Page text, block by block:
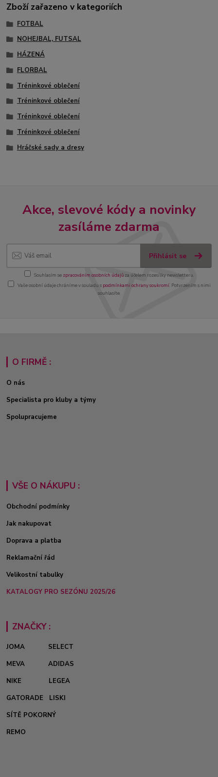
Zboží zařazeno v kategoriích
FOTBAL
NOHEJBAL, FUTSAL
HÁZENÁ
FLORBAL
Tréninkové oblečení
Tréninkové oblečení
Tréninkové oblečení
Tréninkové oblečení
Hráčské sady a dresy
Akce, slevové kódy a novinky
zasíláme zdarma
Přihlásit se
Souhlasím se zpracováním osobních údajůza účelem rozesílky newsletteru.
Vaše osobní údaje chráníme v souladu s podmínkami ochrany soukromí. Potvrzením s nimi
souhlasíte.
O FIRMĚ :
O nás
Specialista pro kluby a týmy
Spolupracujeme
VŠE O NÁKUPU :
Obchodní podmínky
Jak nakupovat
Doprava a platba
Reklamační řád
Velikostní tabulky
KATALOGY PRO SEZÓNU 2025/26
ZNAČKY :
JOMA
SELECT
MEVA
ADIDAS
NIKE
LEGEA
GATORADE
LISKI
SÍTĚ POKORNÝ
REMO